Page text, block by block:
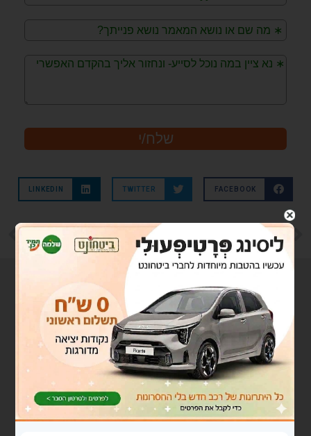
FACEBOOK
TWITTER
LINKEDIN
הקודם
חשיבה תהליכית/ תוצאתית ומה שביניהם
הבא
מנהרת הזמן 2006 -פוסט "בלוגי"
פוסטים נוספים
בלוג